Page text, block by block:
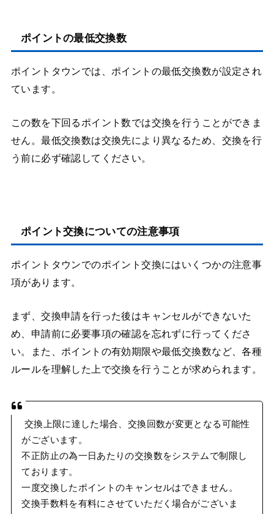
ポイントの最低交換数
ポイントタウンでは、ポイントの最低交換数が設定され
ています。
この数を下回るポイント数では交換を行うことができま
せん。最低交換数は交換先により異なるため、交換を行
う前に必ず確認してください。
ポイント交換についての注意事項
ポイントタウンでのポイント交換にはいくつかの注意事
項があります。
まず、交換申請を行った後はキャンセルができないた
め、申請前に必要事項の確認を忘れずに行ってくださ
い。また、ポイントの有効期限や最低交換数など、各種
ルールを理解した上で交換を行うことが求められます。
交換上限に達した場合、交換回数が変更となる可能性
がございます。
不正防止の為一日あたりの交換数をシステムで制限し
ております。
一度交換したポイントのキャンセルはできません。
交換手数料を有料にさせていただく場合がございま